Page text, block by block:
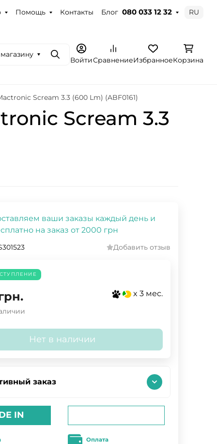
Помощь Контакты Блог 080 033 12 32 RU
ПоискВойтиСравнениеИзбранноеКорзина
Scream 3.3 (600 Lm) (ABF0161)
Scream 3.3
ваши заказы каждый день и
на заказ от 2000 грн
Добавить отзыв
x 3 мес.
Нет в наличии
заказ
IN
Оплата